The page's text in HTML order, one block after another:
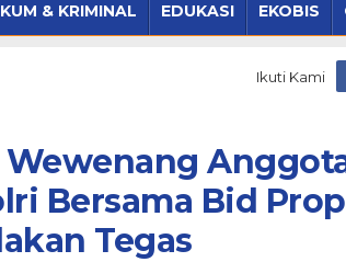
& KRIMINAL EDUKASI EKOBIS
Ikuti Kami
Bersama Bid
Tegas